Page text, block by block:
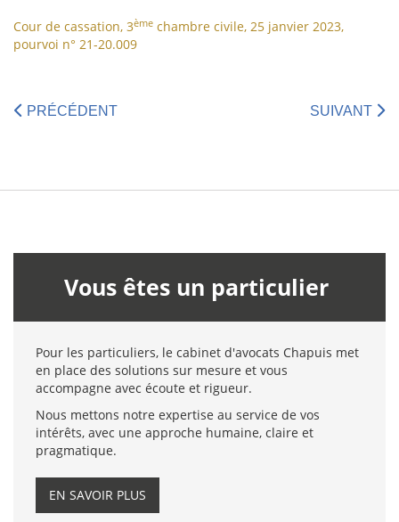
Cour de cassation, 3ème chambre civile, 25 janvier 2023,
pourvoi n° 21-20.009
PRÉCÉDENT SUIVANT
Vous êtes un particulier
Pour les particuliers, le cabinet d'avocats Chapuis met
en place des solutions sur mesure et vous
accompagne avec écoute et rigueur.
Nous mettons notre expertise au service de vos
intérêts, avec une approche humaine, claire et
pragmatique.
EN SAVOIR PLUS